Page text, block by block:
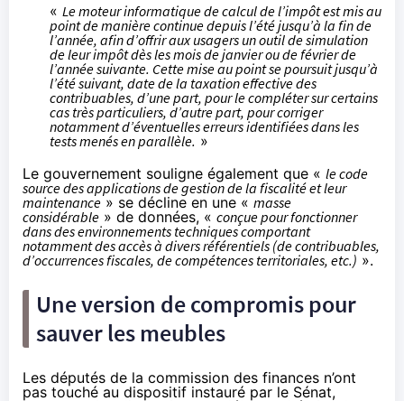
« Le moteur informatique de calcul de l’impôt est mis au
point de manière continue depuis l’été jusqu’à la fin de
l’année, afin d’offrir aux usagers un outil de simulation
de leur impôt dès les mois de janvier ou de février de
l’année suivante. Cette mise au point se poursuit jusqu’à
l’été suivant, date de la taxation effective des
contribuables, d’une part, pour le compléter sur certains
cas très particuliers, d’autre part, pour corriger
notamment d’éventuelles erreurs identifiées dans les
tests menés en parallèle. »
Le gouvernement souligne également que « le code
source des applications de gestion de la fiscalité et leur
maintenance» se décline en une « masse
considérable » de données, « conçue pour fonctionner
dans des environnements techniques comportant
notamment des accès à divers référentiels (de contribuables,
d’occurrences fiscales, de compétences territoriales, etc.) ».
Une version de compromis pour
sauver les meubles
Les députés de la commission des finances n’ont
pas touché au dispositif instauré par le Sénat,